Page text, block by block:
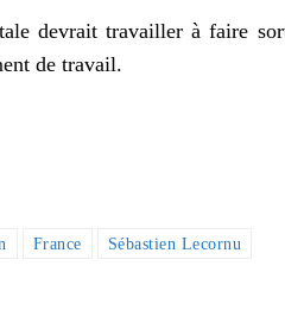
devrait travailler à faire
de travail.
France Sébastien Lecornu